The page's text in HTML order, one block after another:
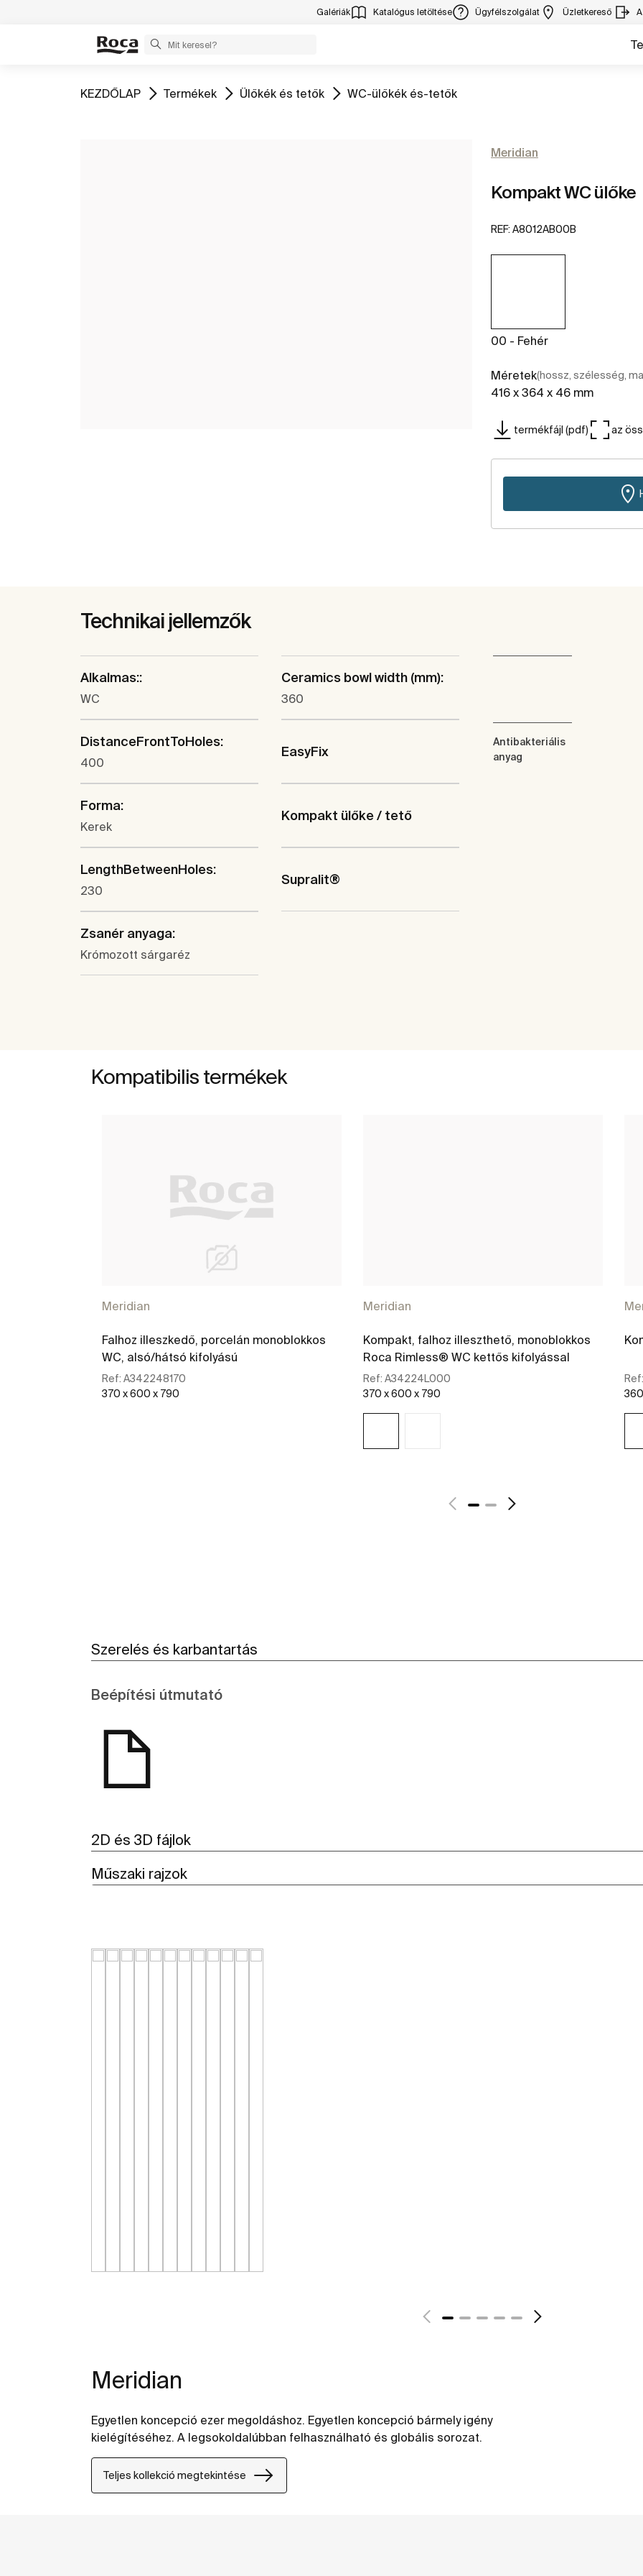
Galériák Katalógus letöltése Ügyfélszolgálat Üzletkereső
Ugrás
KEZDŐLAP Ugrás
Termékek Ugrás
Ülőkék és tetők Ugrás
WC-ülőkék és-tetők
Meridian
Kompakt WC ülőke
REF: A8012AB00B
00 - Fehér
Méretek(hossz, szélesség,
416 x 364 x 46 mm
termékfájl (pdf) az
Technikai jellemzők
Alkalmas::
WC
Ceramics bowl width (mm):
360
DistanceFrontToHoles:
400
EasyFix
Forma:
Kerek
Kompakt ülőke / tető
LengthBetweenHoles:
230
Supralit®
Zsanér anyaga:
Krómozott sárgaréz
Antibakteriális
anyag
Kompatibilis termékek
Meridian
Falhoz illeszkedő, porcelán monoblokkos
WC, alsó/hátsó kifolyású
Ref: A342248170
370 x 600 x 790
Meridian
Kompakt, falhoz illeszthető, monoblokkos
Roca Rimless® WC kettős kifolyással
Ref: A34224L000
370 x 600 x 790
Ref:
Szerelés és karbantartás
Beépítési útmutató
2D és 3D fájlok
Műszaki rajzok
Meridian
Egyetlen koncepció ezer megoldáshoz. Egyetlen koncepció bármely igény
kielégítéséhez. A legsokoldalúbban felhasználható és globális sorozat.
Teljes kollekció megtekintése